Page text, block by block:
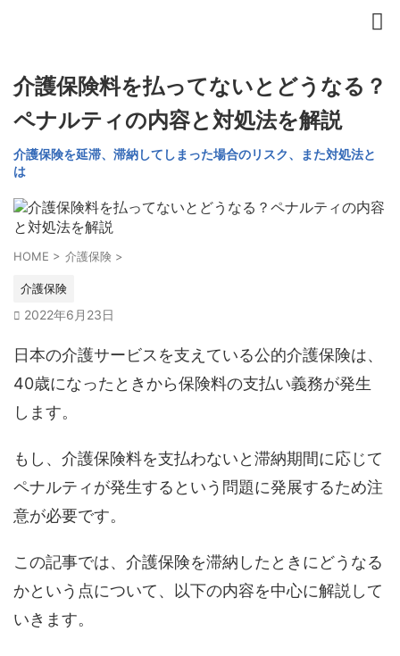
介護保険料を払ってないとどうなる？
ペナルティの内容と対処法を解説
介護保険を延滞、滞納してしまった場合のリスク、また対処法と
は
HOME > 介護保険 >
介護保険
2022年6月23日
日本の介護サービスを支えている公的介護保険は、
40歳になったときから保険料の支払い義務が発生
します。
もし、介護保険料を支払わないと滞納期間に応じて
ペナルティが発生するという問題に発展するため注
意が必要です。
この記事では、介護保険を滞納したときにどうなる
かという点について、以下の内容を中心に解説して
いきます。